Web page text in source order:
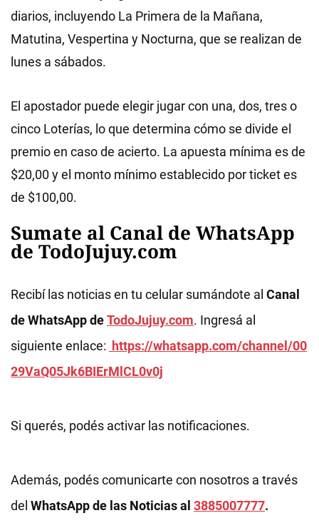
diarios, incluyendo La Primera de la Mañana,
Matutina, Vespertina y Nocturna, que se realizan de
lunes a sábados.
El apostador puede elegir jugar con una, dos, tres o
cinco Loterías, lo que determina cómo se divide el
premio en caso de acierto. La apuesta mínima es de
$20,00 y el monto mínimo establecido por ticket es
de $100,00.
Sumate al Canal de WhatsApp
de TodoJujuy.com
Recibí las noticias en tu celular sumándote al Canal
de WhatsApp deTodoJujuy.com. Ingresá al
siguiente enlace: https://whatsapp.com/channel/00
29VaQ05Jk6BIErMlCL0v0j
Si querés, podés activar las notificaciones.
Además, podés comunicarte con nosotros a través
del WhatsApp de las Noticias al 3885007777.